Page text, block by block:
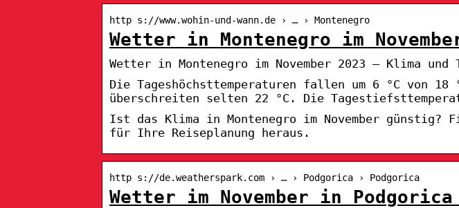
http s://www.wohin-und-wann.de › … › Montenegro
Wetter in Montenegro im
Wetter in Montenegro im November 2023 – Klima und
Die Tageshöchsttemperaturen fallen um 6 °C von
überschreiten selten 22 °C. Die
Ist das Klima in Montenegro im November günstig?
für Ihre Reiseplanung heraus.
http s://de.weatherspark.com › … › Podgorica › Podgorica
Wetter im November in